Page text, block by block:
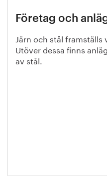
Företag och
Järn och stål
Utöver dessa finns
av stål.